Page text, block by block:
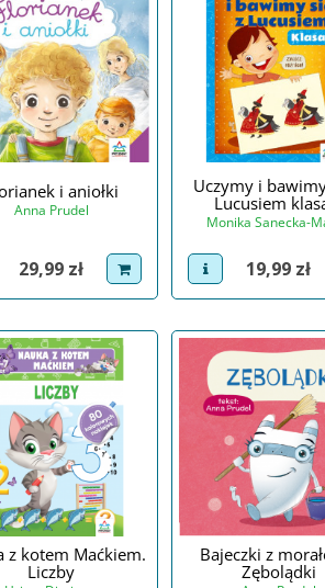
i aniołki
Anna Prudel
product
Cena
29,99 zł dodaj do koszyka
Uczymy i
Lucusiem
Monika Sanecka-
view product
Cena
19,99 zł
z kotem Maćkiem.
Liczby
Bajeczki z
Zębolądki